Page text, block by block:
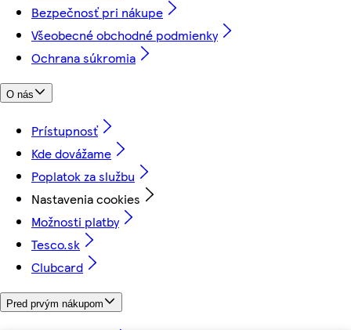
Bezpečnosť pri nákupe
Všeobecné obchodné podmienky
Ochrana súkromia
O nás
Prístupnosť
Kde dovážame
Poplatok za službu
Nastavenia cookies
Možnosti platby
Tesco.sk
Clubcard
Pred prvým nákupom